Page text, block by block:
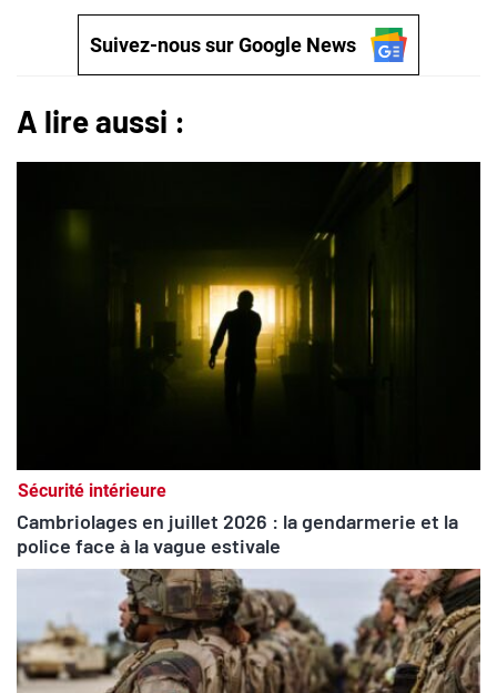
Suivez-nous sur Google News
A lire aussi :
Sécurité intérieure
Cambriolages en juillet 2026 : la gendarmerie et la
police face à la vague estivale